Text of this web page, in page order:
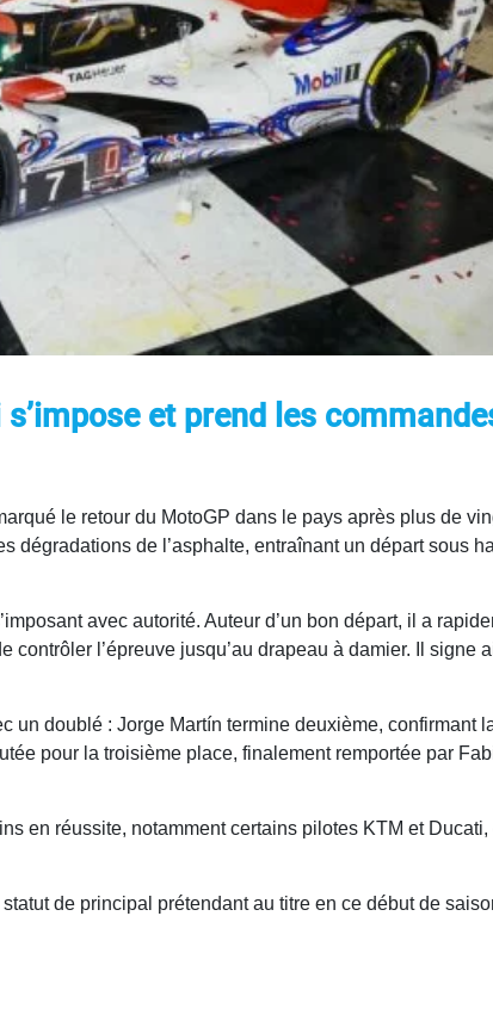
et prend les
le retour du MotoGP dans le pays après plus de
dégradations de l’asphalte, entraînant un départ sous
avec autorité. Auteur d’un bon départ, il a
l’épreuve jusqu’au drapeau à damier. Il signe
un doublé : Jorge Martín termine deuxième, confirmant
pour la troisième place, finalement remportée par
en réussite, notamment certains pilotes KTM et
de principal prétendant au titre en ce début de